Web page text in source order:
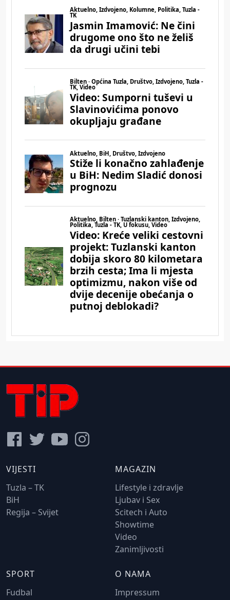
VIJESTI
Tuzla – TK
BiH
Regija – Svijet
MAGAZIN
Lifestyle i zdravlje
Ljubav i Sex
Scitech i Auto
Showtime
Video
Zanimljivosti
SPORT
Fudbal
O NAMA
Impressum